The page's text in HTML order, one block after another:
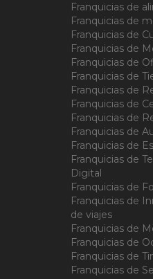
Franquicias de
Franquicias de
Franquicias de
Franquicias de
Franquicias de
Franquicias de
Franquicias de
Franquicias de
Franquicias de
Franquicias de
Franquicias de
Franquicias de
Digital
Franquicias de
Franquicias de
de viajes
Franquicias de
Franquicias de
Franquicias de
Franquicias de